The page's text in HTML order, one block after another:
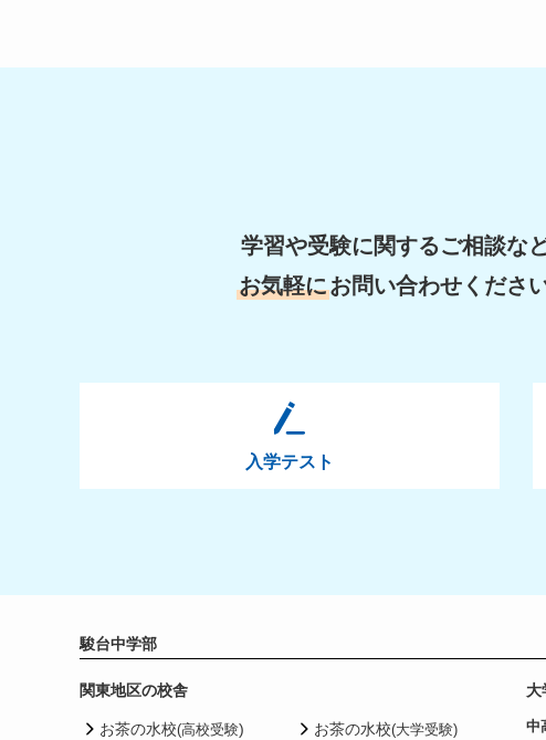
学習や受験に関するご相談な
お気軽にお問い合わせくださ
入学テスト
駿台中学部
関東地区の校舎
お茶の水校(高校受験)
お茶の水校(大学受験)
大
中